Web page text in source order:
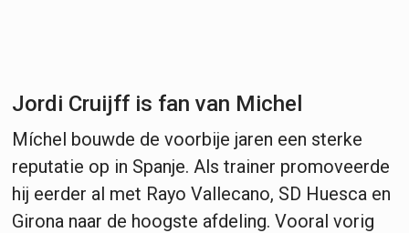
Jordi Cruijff is fan van Michel
Míchel bouwde de voorbije jaren een sterke
reputatie op in Spanje. Als trainer promoveerde
hij eerder al met Rayo Vallecano, SD Huesca en
Girona naar de hoogste afdeling. Vooral vorig